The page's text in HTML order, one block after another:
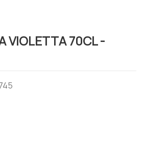
VIOLETTA 70CL -